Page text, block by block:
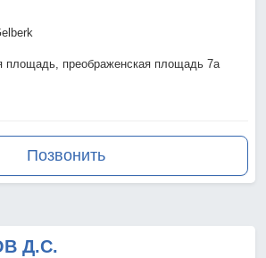
площадь, преображенская площадь 7а
Позвонить
Д.С.